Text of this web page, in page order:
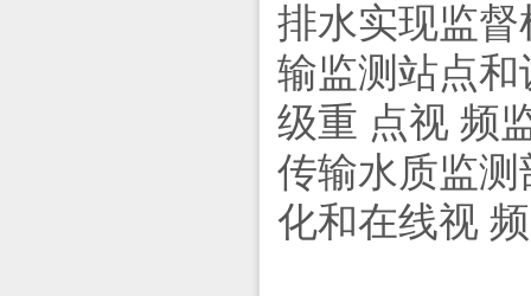
排水实现监
输监测站点
级重 点视 频
传输水质监
化和在线视